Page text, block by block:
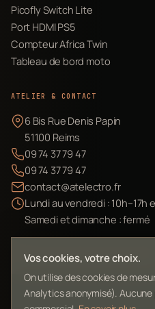
Picofly Switch Lite
Port HDMI PS5
Compteur Africa Twin
Tableau de bord moto
ATELIER & CONTACT
6 Bis Rue Denis Papin
51100 Reims
09 74 37 79 47
09 74 37 79 47
contact@atelectro.fr
Lundi au vendredi : 10h–17h
Samedi et dimanche : fermé
Envoyer mon matériel
Vos cookies, votre choix.
On utilise des cookies de
Analytics anonymisé).